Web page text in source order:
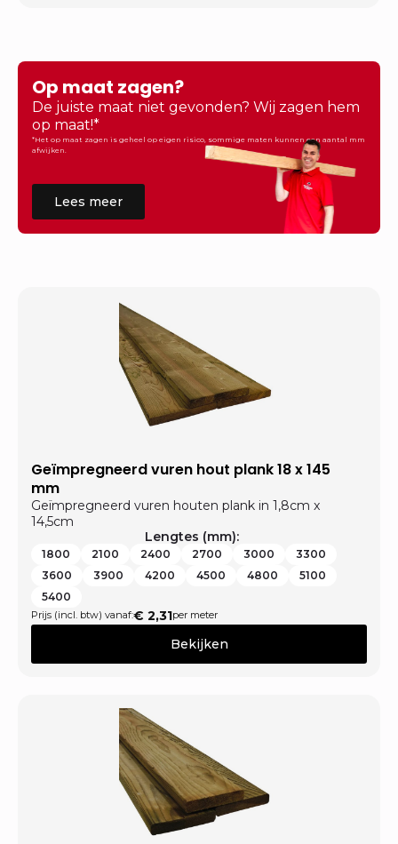
Op maat zagen?
De juiste maat niet gevonden? Wij zagen hem
op maat!*
*Het op maat zagen is geheel op eigen risico, sommige maten kunnen een aantal mm
afwijken.
Lees meer
Geïmpregneerd vuren hout plank 18 x 145
mm
Geïmpregneerd vuren houten plank in 1,8cm x
14,5cm
Lengtes (mm):
1800 2100 2400 2700 3000
3300
3600
3900 4200 4500 4800
5100
5400
Prijs (incl. btw) vanaf:€ 2,31per meter
Bekijken